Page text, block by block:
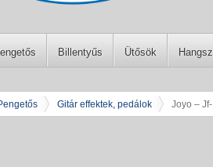
Billentyűs Ütősök
Gitár effektek, pedálok Joyo –